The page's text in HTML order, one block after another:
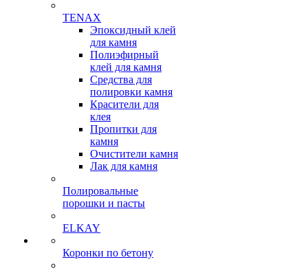
TENAX
Эпоксидный клей
для камня
Полиэфирный
клей для камня
Средства для
полировки камня
Красители для
клея
Пропитки для
камня
Очистители камня
Лак для камня
Полировальные
порошки и пасты
ELKAY
Коронки по бетону